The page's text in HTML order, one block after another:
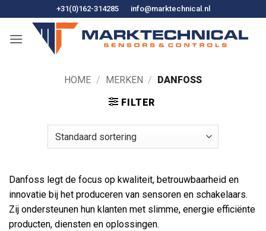
naar
+31(0)162-314285 info@marktechnical.nl
HOME / MERKEN / DANFOSS
FILTER
Danfoss legt de focus op kwaliteit, betrouwbaarheid en
innovatie bij het produceren van sensoren en schakelaars.
Zij ondersteunen hun klanten met slimme, energie efficiënte
producten, diensten en oplossingen.